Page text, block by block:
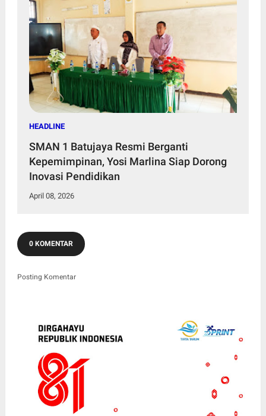
HEADLINE
SMAN 1 Batujaya Resmi Berganti
Kepemimpinan, Yosi Marlina Siap Dorong
Inovasi Pendidikan
April 08, 2026
0 KOMENTAR
Posting Komentar